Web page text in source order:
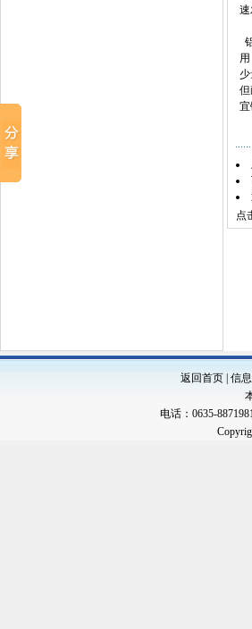
宜
点
返回首页 信
电话：0635-